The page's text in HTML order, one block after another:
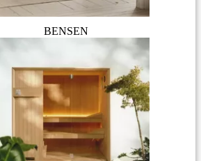
BENSEN